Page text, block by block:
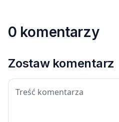
0 komentarzy
Zostaw komentarz